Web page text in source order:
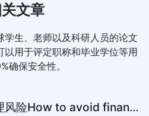
文章
学生、老师以及科研人员的论文
以用于评定职称和毕业学位等用
确保安全性。
高校如何规避财务管理风险How to avoid financial risk management colleges